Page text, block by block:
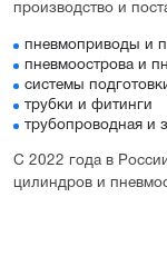
производство и
пневмоприводы и
пневмоострова и
системы
трубки и фитинги
трубопроводная и
С 2022 года в
цилиндров и